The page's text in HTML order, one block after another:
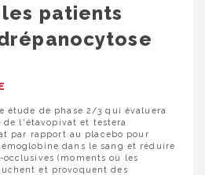
patients
étude de phase 2/3 qui évaluera
l'étavopivat et testera
par rapport au placebo pour
dans le sang et réduire
(moments où les
et provoquent des